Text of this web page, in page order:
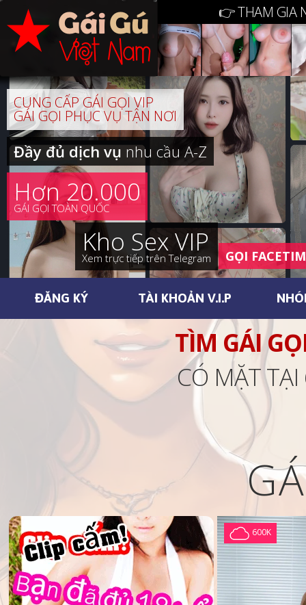
👉 THAM GIA
CUNG CẤP GÁI GỌI VIP
GÁI GỌI PHỤC VỤ TẬN NƠI
Đầy đủ dịch vụnhu cầu A-Z
Hơn 20.000
GÁI GỌI TOÀN QUỐC
Kho Sex VIP
Xem trực tiếp trên Telegram GỌI
ĐĂNG KÝ TÀI KHOẢN V.I.P
TÌM GÁI
CÓ MẶT
600K